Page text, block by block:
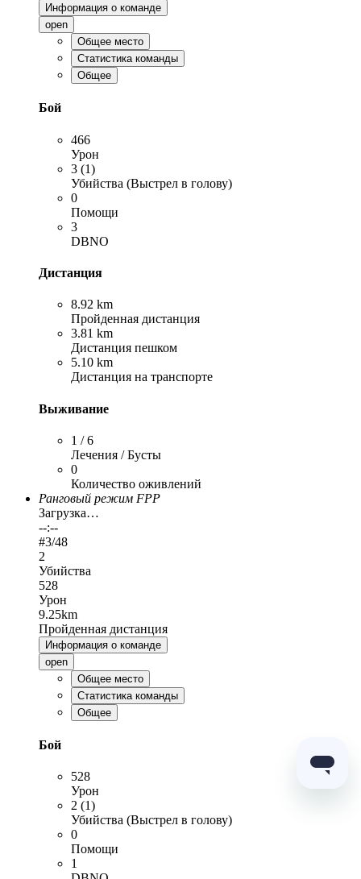
Информация о команде
open
Общее место
Статистика команды
Общее
Бой
466
Урон
3 (1)
Убийства (Выстрел в голову)
0
Помощи
3
DBNO
Дистанция
8.92 km
Пройденная дистанция
3.81 km
Дистанция пешком
5.10 km
Дистанция на транспорте
Выживание
1 / 6
Лечения / Бусты
0
Количество оживлений
Ранговый режим FPP
Загрузка…
--:--
#3/48
2
Убийства
528
Урон
9.25km
Пройденная дистанция
Информация о команде
open
Общее место
Статистика команды
Общее
Бой
528
Урон
2 (1)
Убийства (Выстрел в голову)
0
Помощи
1